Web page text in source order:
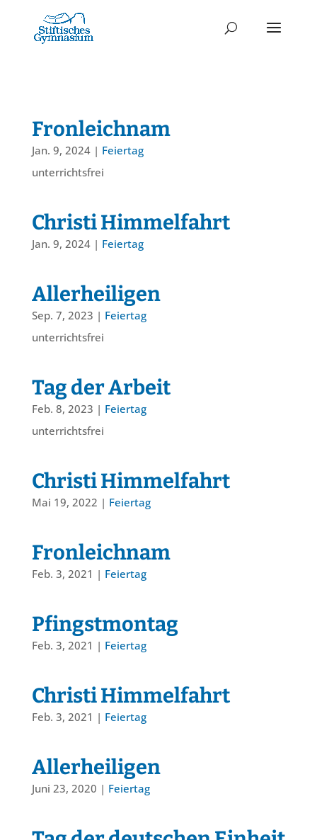
Fronleichnam
Jan. 9, 2024| Feiertag
unterrichtsfrei
Christi Himmelfahrt
Jan. 9, 2024| Feiertag
Allerheiligen
Sep. 7, 2023 | Feiertag
unterrichtsfrei
Tag der Arbeit
Feb. 8, 2023 | Feiertag
unterrichtsfrei
Christi Himmelfahrt
Mai 19, 2022 | Feiertag
Fronleichnam
Feb. 3, 2021 | Feiertag
Pfingstmontag
Feb. 3, 2021 | Feiertag
Christi Himmelfahrt
Feb. 3, 2021 | Feiertag
Allerheiligen
Juni 23, 2020 | Feiertag